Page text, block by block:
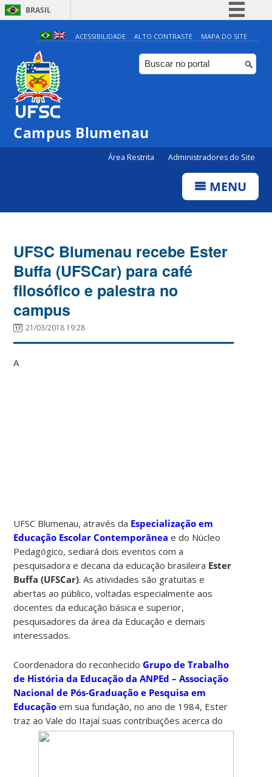
BRASIL
Simplifique!
Comunica BR
Participe
ACESSIBILIDADE ALTO CONTRASTE MAPA DO SITE
Campus Blumenau
Área Restrita Administradores do Site
MENU
UFSC Blumenau recebe Ester
Buffa (UFSCar) para café
filosófico e palestra no
campus
21/03/2018 19:28
A
UFSC Blumenau, através da Especialização em
Educação Escolar Contemporânea e do Núcleo
Pedagógico, sediará dois eventos com a
pesquisadora e decana da educação brasileira Ester
Buffa (UFSCar). As atividades são gratuitas e
abertas ao público, voltadas especialmente aos
docentes da educação básica e superior,
pesquisadores da área da Educação e demais
interessados.
Coordenadora do reconhecidoGrupo de Trabalho
de História da Educação da ANPEd – Associação
Nacional de Pós-Graduação e Pesquisa em
Educação em sua fundação, no ano de 1984, Ester
traz aoVale do Itajaí suas contribuições acerca do